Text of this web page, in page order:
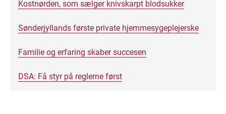
Kostnørden, som sælger knivskarpt blodsukker
Sønderjyllands første private hjemmesygeplejerske
Familie og erfaring skaber succesen
DSA: Få styr på reglerne først